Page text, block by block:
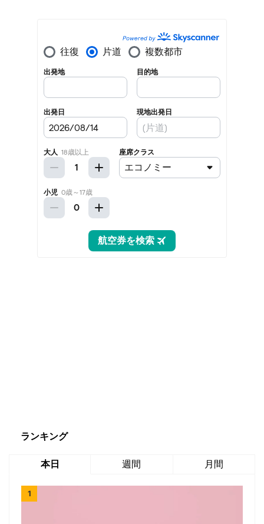
ランキング
本日 週間 月間